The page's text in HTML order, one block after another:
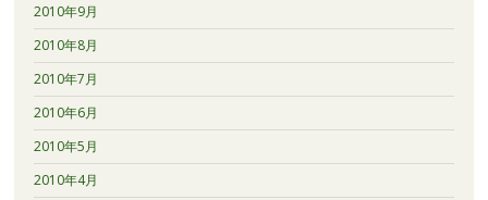
2010年9月
2010年8月
2010年7月
2010年6月
2010年5月
2010年4月